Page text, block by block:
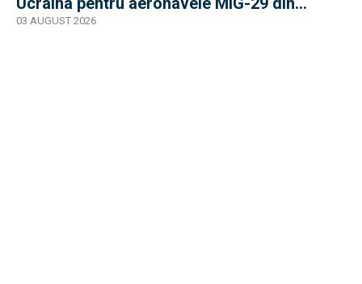
Polonia
03 AUGUST 2026